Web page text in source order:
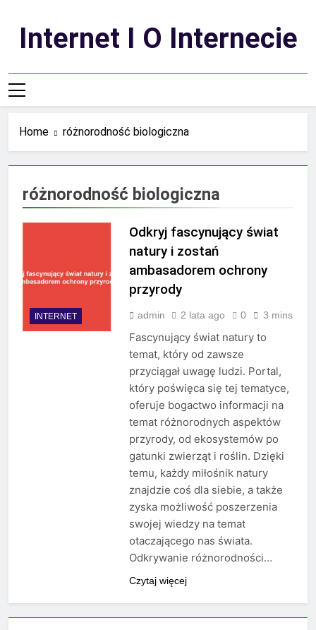
contentInternet I O Internecie
Home różnorodność biologiczna
różnorodność biologiczna
INTERNET
Odkryj fascynujący świat
natury i zostań
ambasadorem ochrony
przyrody
admin 2 lata ago 0 3 mins
Fascynujący świat natury to
temat, który od zawsze
przyciągał uwagę ludzi. Portal,
który poświęca się tej tematyce,
oferuje bogactwo informacji na
temat różnorodnych aspektów
przyrody, od ekosystemów po
gatunki zwierząt i roślin. Dzięki
temu, każdy miłośnik natury
znajdzie coś dla siebie, a także
zyska możliwość poszerzenia
swojej wiedzy na temat
otaczającego nas świata.
Odkrywanie różnorodności…
Czytaj więcej